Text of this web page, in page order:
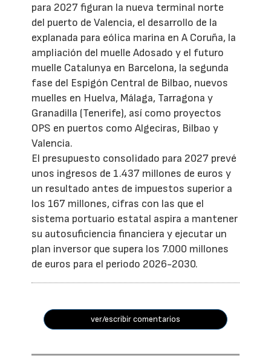
para 2027 figuran la nueva terminal norte
del puerto de Valencia, el desarrollo de la
explanada para eólica marina en A Coruña, la
ampliación del muelle Adosado y el futuro
muelle Catalunya en Barcelona, la segunda
fase del Espigón Central de Bilbao, nuevos
muelles en Huelva, Málaga, Tarragona y
Granadilla (Tenerife), así como proyectos
OPS en puertos como Algeciras, Bilbao y
Valencia.
El presupuesto consolidado para 2027 prevé
unos ingresos de 1.437 millones de euros y
un resultado antes de impuestos superior a
los 167 millones, cifras con las que el
sistema portuario estatal aspira a mantener
su autosuficiencia financiera y ejecutar un
plan inversor que supera los 7.000 millones
de euros para el periodo 2026-2030.
ver/escribir comentarios